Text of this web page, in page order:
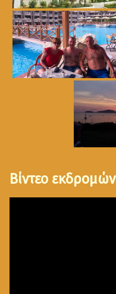
Βίντεο εκδρομών